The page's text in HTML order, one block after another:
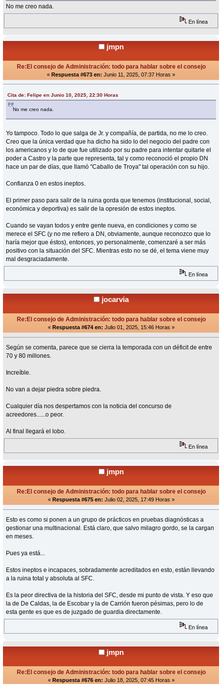
No me creo nada.
En línea
jmpn
Re:El consejo de Administración: todo para hablar sobre el consejo
« Respuesta #673 en: Junio 11, 2025, 07:37 Horas »
Cita de: Felipe en Junio 10, 2025, 22:30 Horas
No me creo nada.
Yo tampoco. Todo lo que salga de Jr. y compañía, de partida, no me lo creo.
Creo que la única verdad que ha dicho ha sido lo del negocio del padre con
los americanos y lo de que fue utilizado por su padre para intentar quitarle el
poder a Castro y la parte que representa, tal y como reconoció el propio DN
hace un par de días, que llamó "Caballo de Troya" tal operación con su hijo.
Confianza 0 en estos ineptos.
El primer paso para salir de la ruina gorda que tenemos (institucional, social,
económica y deportiva) es salir de la opresión de estos ineptos.
Cuando se vayan todos y entre gente nueva, en condiciones y como se
merece el SFC (y no me refiero a DN, obviamente, aunque reconozco que lo
haría mejor que éstos), entonces, yo personalmente, comenzaré a ser más
positivo con la situación del SFC. Mientras esto no se dé, el tema viene muy
mal desgraciadamente.
En línea
jocarvia
Re:El consejo de Administración: todo para hablar sobre el consejo
« Respuesta #674 en: Julio 01, 2025, 15:46 Horas »
Según se comenta, parece que se cierra la temporada con un déficit de entre
70 y 80 millones.
Increíble.
No van a dejar piedra sobre piedra.
Cualquier día nos despertamos con la noticia del concurso de
acreedores......o peor.
Al final llegará el lobo.
En línea
jmpn
Re:El consejo de Administración: todo para hablar sobre el consejo
« Respuesta #675 en: Julio 02, 2025, 17:49 Horas »
Esto es como si ponen a un grupo de prácticos en pruebas diagnósticas a
gestionar una multinacional. Está claro, que salvo milagro gordo, se la cargan
en meses.
Pues ya está...
Estos ineptos e incapaces, sobradamente acreditados en esto, están llevando
a la ruina total y absoluta al SFC.
Es la peor directiva de la historia del SFC, desde mi punto de vista. Y eso que
la de De Caldas, la de Escobar y la de Carrión fueron pésimas, pero lo de
esta gente es que es de juzgado de guardia directamente.
En línea
jmpn
Re:El consejo de Administración: todo para hablar sobre el consejo
« Respuesta #676 en: Julio 18, 2025, 07:45 Horas »